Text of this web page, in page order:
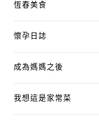
恆春美食
懷孕日誌
成為媽媽之後
我想這是家常菜